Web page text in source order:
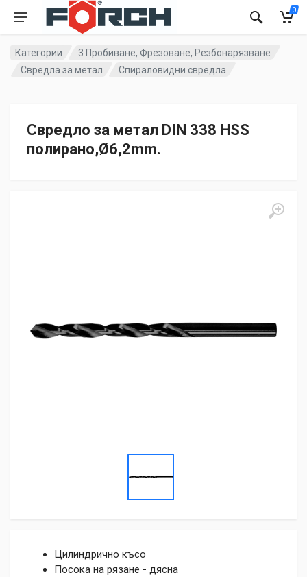
0
Категории
3 Пробиване, Фрезоване, Резбонарязване
Свредла за метал
Спираловидни свредла
Свредло за метал DIN 338 HSS
полиранo,Ø6,2mm.
Цилиндрично късо
Посока на рязане - дясна